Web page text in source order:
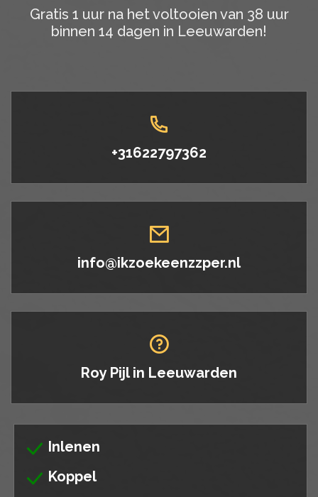
Gratis 1 uur na het voltooien van 38 uur
binnen 14 dagen in Leeuwarden!
+31622797362
info@ikzoekeenzzper.nl
Roy Pijl in Leeuwarden
Inlenen
Koppel